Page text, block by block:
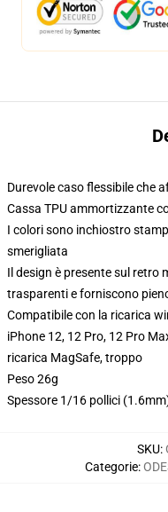
Durevole caso flessibile che
Cassa TPU ammortizzante
I colori sono inchiostro
smerigliata
Il design è presente sul retro
trasparenti e forniscono
Compatibile con la ricarica
iPhone 12, 12 Pro, 12 Pro
ricarica MagSafe, troppo
Peso 26g
Spessore 1/16 pollici
SKU:
Categorie: